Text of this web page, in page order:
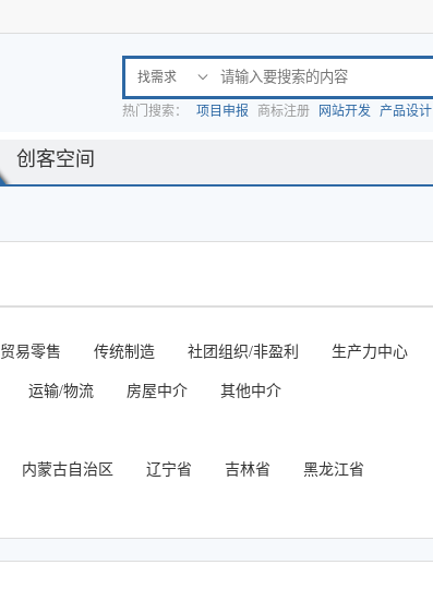
找需求 
热门搜索： 项目申报 商标注册 网站开发 产品设计
创客空间
贸易零售 传统制造 社团组织/非盈利 生产力中心
运输/物流 房屋中介 其他中介
内蒙古自治区 辽宁省 吉林省
黑龙江省